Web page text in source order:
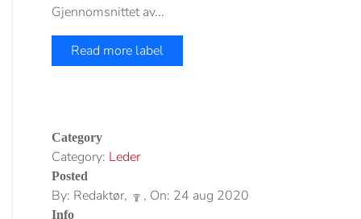
Gjennomsnittet av...
Read more label
Category
Category: Leder
Posted
By: Redaktør, , On: 24 aug 2020
Info